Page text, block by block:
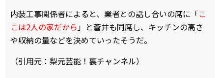
内装工事関係者によると、業者との話し合いの席に「こ
こは2人の家だから」と蒼井も同席し、キッチンの高さ
や収納の量などを決めていったそうだ。
（引用元：梨元芸能！裏チャンネル）